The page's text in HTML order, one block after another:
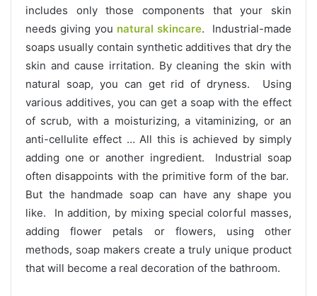
includes only those components that your skin
needs giving you natural skincare. Industrial-made
soaps usually contain synthetic additives that dry the
skin and cause irritation. By cleaning the skin with
natural soap, you can get rid of dryness. Using
various additives, you can get a soap with the effect
of scrub, with a moisturizing, a vitaminizing, or an
anti-cellulite effect … All this is achieved by simply
adding one or another ingredient. Industrial soap
often disappoints with the primitive form of the bar.
But the handmade soap can have any shape you
like. In addition, by mixing special colorful masses,
adding flower petals or flowers, using other
methods, soap makers create a truly unique product
that will become a real decoration of the bathroom.